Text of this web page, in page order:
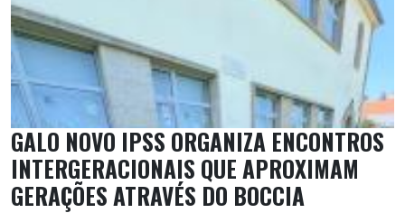
GALO NOVO IPSS ORGANIZA ENCONTROS
INTERGERACIONAIS QUE APROXIMAM
GERAÇÕES ATRAVÉS DO BOCCIA